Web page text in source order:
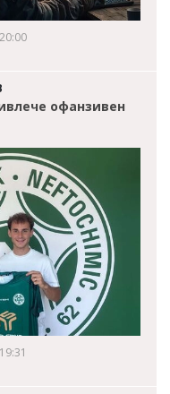
офанзивен